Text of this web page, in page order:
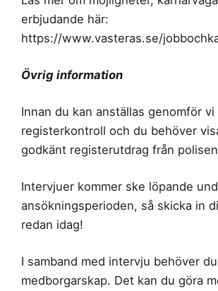
erbjudande här:
https://www.vasteras.se/
Övrig information
Innan du kan anställas genomför vi
registerkontroll och du behöver
godkänt registerutdrag från
Intervjuer kommer ske löpande
ansökningsperioden, så skicka in
redan idag!
I samband med intervju behöver
medborgarskap. Det kan du göra